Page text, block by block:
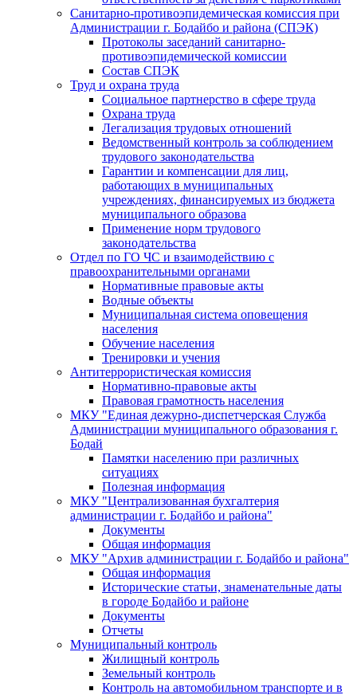
Санитарно-противоэпидемическая комиссия при
Администрации г. Бодайбо и района (СПЭК)
Протоколы заседаний санитарно-
противоэпидемической комиссии
Состав СПЭК
Труд и охрана труда
Социальное партнерство в сфере труда
Охрана труда
Легализация трудовых отношений
Ведомственный контроль за соблюдением
трудового законодательства
Гарантии и компенсации для лиц,
работающих в муниципальных
учреждениях, финансируемых из бюджета
муниципального образова
Применение норм трудового
законодательства
Отдел по ГО ЧС и взаимодействию с
правоохранительными органами
Нормативные правовые акты
Водные объекты
Муниципальная система оповещения
населения
Обучение населения
Тренировки и учения
Антитеррористическая комиссия
Нормативно-правовые акты
Правовая грамотность населения
МКУ "Единая дежурно-диспетчерская Служба
Администрации муниципального образования г.
Бодай
Памятки населению при различных
ситуациях
Полезная информация
МКУ "Централизованная бухгалтерия
администрации г. Бодайбо и района"
Документы
Общая информация
МКУ "Архив администрации г. Бодайбо и района"
Общая информация
Исторические статьи, знаменательные даты
в городе Бодайбо и районе
Документы
Отчеты
Муниципальный контроль
Жилищный контроль
Земельный контроль
Контроль на автомобильном транспорте и в